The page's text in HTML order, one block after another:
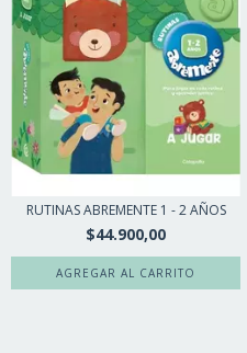
RUTINAS ABREMENTE 1 - 2 AÑOS
$44.900,00